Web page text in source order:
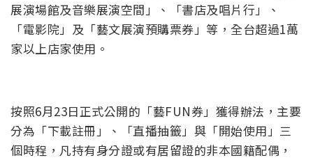
展演場館及音樂展演空間」、「書店及唱片行」、
「電影院」及「藝文展演預購票券」等，全台超過1萬
家以上店家使用。
按照6月23日正式公開的「藝FUN券」獲得辦法，主要
分為「下載註冊」、「直播抽籤」與「開始使用」三
個時程，凡持有身分證或有居留證的非本國籍配偶，